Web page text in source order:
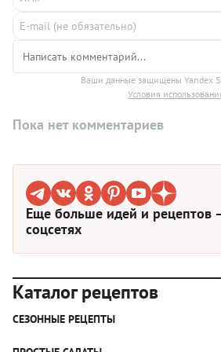
Ваши данные защищены Yandex
Условия
Пока нет комментариев
Еще больше идей и рецептов
соцсетях
Каталог рецептов
СЕЗОННЫЕ РЕЦЕПТЫ
Рецепты из капусты